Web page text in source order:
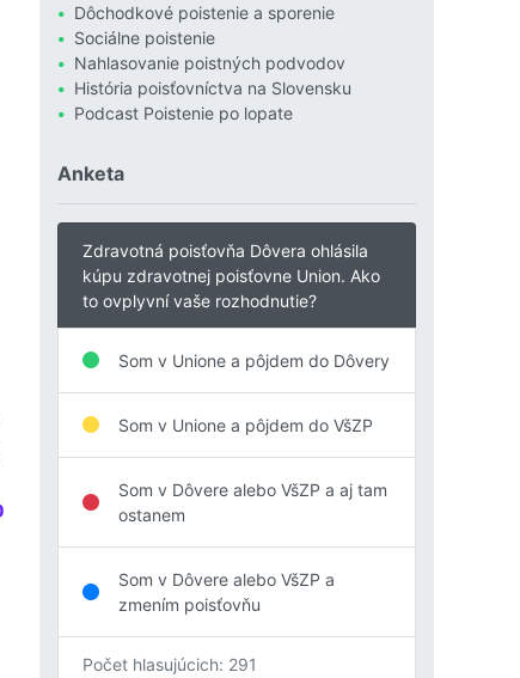
Dôchodkové poistenie a sporenie
Sociálne poistenie
Nahlasovanie poistných podvodov
História poisťovníctva na Slovensku
Podcast Poistenie po lopate
Anketa
Zdravotná poisťovňa Dôvera ohlásila
kúpu zdravotnej poisťovne Union. Ako
to ovplyvní vaše rozhodnutie?
Som v Unione a pôjdem do Dôvery
Som v Unione a pôjdem do VšZP
Som v Dôvere alebo VšZP a aj tam
ostanem
Som v Dôvere alebo VšZP a
zmením poisťovňu
Počet hlasujúcich: 291